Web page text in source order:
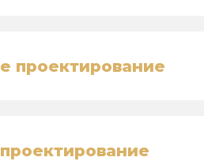
проектирование